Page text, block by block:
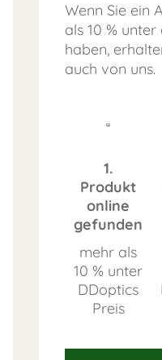
Wenn Sie ein
als 10 %
haben,
auch von uns.
1.
Produkt
online
gefunden
mehr als
10 % unter
DDoptics
Preis